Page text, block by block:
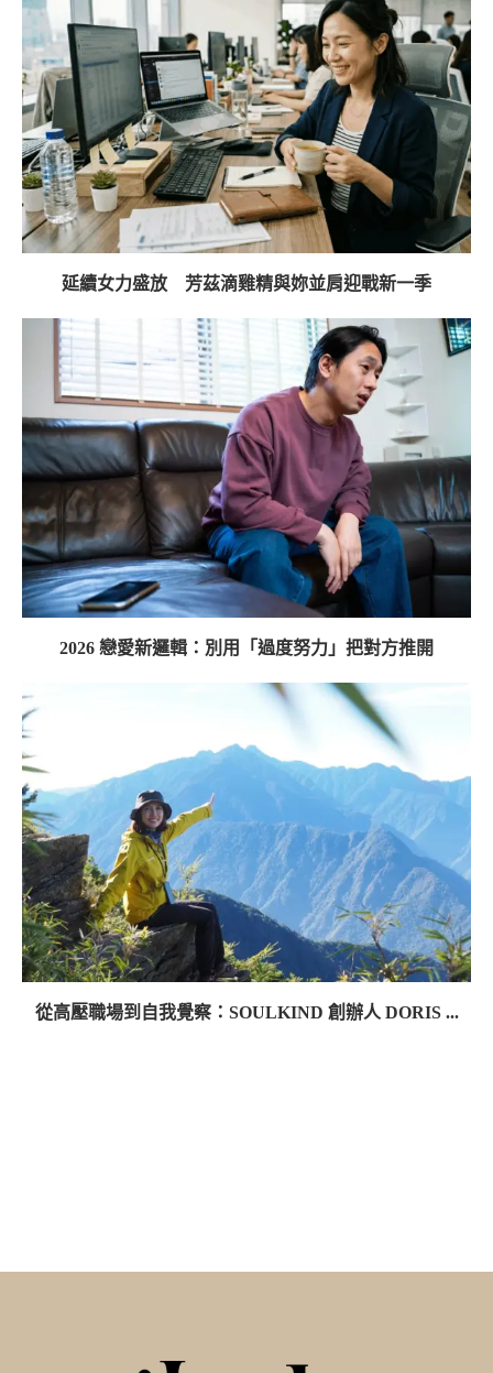
延續女力盛放 芳茲滴雞精與妳並肩迎戰新一季
2026 戀愛新邏輯：別用「過度努力」把對方推開
從高壓職場到自我覺察：SOULKIND 創辦人 DORIS ...